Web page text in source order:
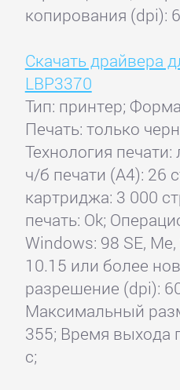
копирования (dpi):
Скачать драйвера
LBP3370
Тип: принтер;
Печать: только
Технология
ч/б печати (А4): 26
картриджа: 3 000
печать: Ok;
Windows: 98 SE, Me,
10.15 или более
разрешение (dpi):
Максимальный
355; Время выхода
с;